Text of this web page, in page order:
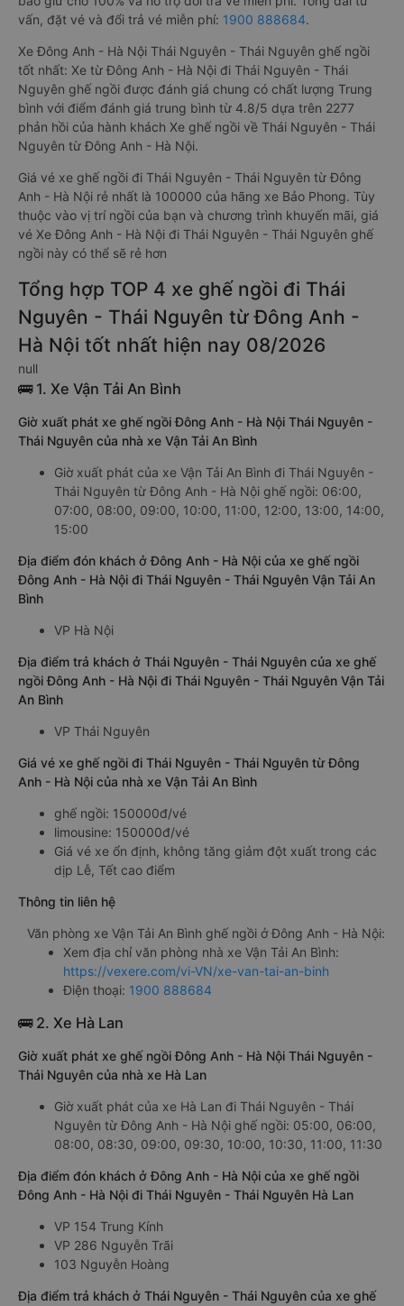
vấn, đặt vé và đổi trả vé miễn phí: 1900 888684.
Xe Đông Anh - Hà Nội Thái Nguyên - Thái Nguyên ghế ngồi
tốt nhất: Xe từ Đông Anh - Hà Nội đi Thái Nguyên - Thái
Nguyên ghế ngồi được đánh giá chung có chất lượng Trung
bình với điểm đánh giá trung bình từ 4.8/5 dựa trên 2277
phản hồi của hành khách Xe ghế ngồi về Thái Nguyên - Thái
Nguyên từ Đông Anh - Hà Nội.
Giá vé xe ghế ngồi đi Thái Nguyên - Thái Nguyên từ Đông
Anh - Hà Nội rẻ nhất là 100000 của hãng xe Bảo Phong. Tùy
thuộc vào vị trí ngồi của bạn và chương trình khuyến mãi, giá
vé Xe Đông Anh - Hà Nội đi Thái Nguyên - Thái Nguyên ghế
ngồi này có thể sẽ rẻ hơn
Tổng hợp TOP 4 xe ghế ngồi đi Thái
Nguyên - Thái Nguyên từ Đông Anh -
Hà Nội tốt nhất hiện nay 08/2026
null
🚌 1. Xe Vận Tải An Bình
Giờ xuất phát xe ghế ngồi Đông Anh - Hà Nội Thái Nguyên -
Thái Nguyên của nhà xe Vận Tải An Bình
Giờ xuất phát của xe Vận Tải An Bình đi Thái Nguyên -
Thái Nguyên từ Đông Anh - Hà Nội ghế ngồi: 06:00,
07:00, 08:00, 09:00, 10:00, 11:00, 12:00, 13:00, 14:00,
15:00
Địa điểm đón khách ở Đông Anh - Hà Nội của xe ghế ngồi
Đông Anh - Hà Nội đi Thái Nguyên - Thái Nguyên Vận Tải An
Bình
VP Hà Nội
Địa điểm trả khách ở Thái Nguyên - Thái Nguyên của xe ghế
ngồi Đông Anh - Hà Nội đi Thái Nguyên - Thái Nguyên Vận Tải
An Bình
VP Thái Nguyên
Giá vé xe ghế ngồi đi Thái Nguyên - Thái Nguyên từ Đông
Anh - Hà Nội của nhà xe Vận Tải An Bình
ghế ngồi: 150000đ/vé
limousine: 150000đ/vé
Giá vé xe ổn định, không tăng giảm đột xuất trong các
dịp Lễ, Tết cao điểm
Thông tin liên hệ
Văn phòng xe Vận Tải An Bình ghế ngồi ở Đông Anh - Hà Nội:
Xem địa chỉ văn phòng nhà xe Vận Tải An Bình:
https://vexere.com/vi-VN/xe-van-tai-an-binh
Điện thoại: 1900 888684
🚌 2. Xe Hà Lan
Giờ xuất phát xe ghế ngồi Đông Anh - Hà Nội Thái Nguyên -
Thái Nguyên của nhà xe Hà Lan
Giờ xuất phát của xe Hà Lan đi Thái Nguyên - Thái
Nguyên từ Đông Anh - Hà Nội ghế ngồi: 05:00, 06:00,
08:00, 08:30, 09:00, 09:30, 10:00, 10:30, 11:00, 11:30
Địa điểm đón khách ở Đông Anh - Hà Nội của xe ghế ngồi
Đông Anh - Hà Nội đi Thái Nguyên - Thái Nguyên Hà Lan
VP 154 Trung Kính
VP 286 Nguyễn Trãi
103 Nguyễn Hoàng
Địa điểm trả khách ở Thái Nguyên - Thái Nguyên của xe ghế